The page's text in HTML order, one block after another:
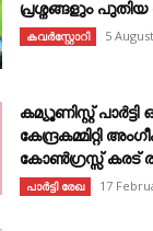
പ്രശ്നങ്ങളും
കവര്‍സ്റ്റോറി 5
കമ്യൂണിസ്റ്റ്
കേന്ദ്രകമ്മിറ്റി
കോൺഗ്രസ്സ് കരട്
പാർട്ടി രേഖ 17